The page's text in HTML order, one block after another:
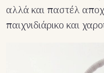
αλλά και παστέλ
παιχνιδιάρικο και